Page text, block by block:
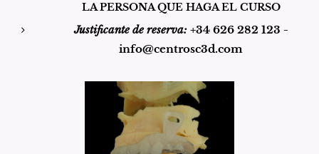
LA PERSONA QUE HAGA EL CURSO
Justificante de reserva: +34 626 282 123 -
info@centrosc3d.com